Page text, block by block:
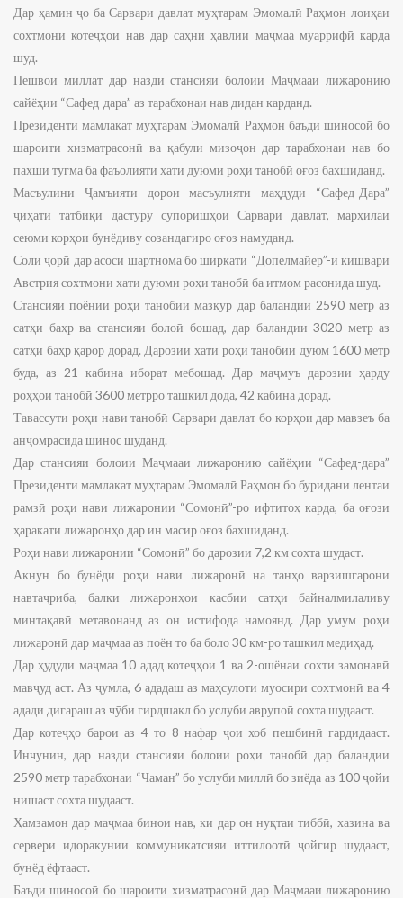
Дар ҳамин ҷо ба Сарвари давлат муҳтарам Эмомалӣ Раҳмон лоиҳаи
сохтмони котеҷҳои нав дар саҳни ҳавлии маҷмаа муаррифӣ карда
шуд.
Пешвои миллат дар назди стансияи болоии Маҷмааи лижаронию
сайёҳии “Сафед-дара” аз тарабхонаи нав дидан карданд.
Президенти мамлакат муҳтарам Эмомалӣ Раҳмон баъди шиносоӣ бо
шароити хизматрасонӣ ва қабули мизоҷон дар тарабхонаи нав бо
пахши тугма ба фаъолияти хати дуюми роҳи танобӣ оғоз бахшиданд.
Масъулини Ҷамъияти дорои масъулияти маҳдуди “Сафед-Дара”
ҷиҳати татбиқи дастуру супоришҳои Сарвари давлат, марҳилаи
сеюми корҳои бунёдиву созандагиро оғоз намуданд.
Соли ҷорӣ дар асоси шартнома бо ширкати “Допелмайер”-и кишвари
Австрия сохтмони хати дуюми роҳи танобӣ ба итмом расонида шуд.
Стансияи поёнии роҳи танобии мазкур дар баландии 2590 метр аз
сатҳи баҳр ва стансияи болоӣ бошад, дар баландии 3020 метр аз
сатҳи баҳр қарор дорад. Дарозии хати роҳи танобии дуюм 1600 метр
буда, аз 21 кабина иборат мебошад. Дар маҷмуъ дарозии ҳарду
роҳҳои танобӣ 3600 метрро ташкил дода, 42 кабина дорад.
Тавассути роҳи нави танобӣ Сарвари давлат бо корҳои дар мавзеъ ба
анҷомрасида шинос шуданд.
Дар стансияи болоии Маҷмааи лижаронию сайёҳии “Сафед-дара”
Президенти мамлакат муҳтарам Эмомалӣ Раҳмон бо буридани лентаи
рамзӣ роҳи нави лижаронии “Сомонӣ”-ро ифтитоҳ карда, ба оғози
ҳаракати лижаронҳо дар ин масир оғоз бахшиданд.
Роҳи нави лижаронии “Сомонӣ” бо дарозии 7,2 км сохта шудаст.
Акнун бо бунёди роҳи нави лижаронӣ на танҳо варзишгарони
навтаҷриба, балки лижаронҳои касбии сатҳи байналмилаливу
минтақавӣ метавонанд аз он истифода намоянд. Дар умум роҳи
лижаронӣ дар маҷмаа аз поён то ба боло 30 км-ро ташкил медиҳад.
Дар ҳудуди маҷмаа 10 адад котеҷҳои 1 ва 2-ошёнаи сохти замонавӣ
мавҷуд аст. Аз ҷумла, 6 ададаш аз маҳсулоти муосири сохтмонӣ ва 4
адади дигараш аз чӯби гирдшакл бо услуби аврупоӣ сохта шудааст.
Дар котеҷҳо барои аз 4 то 8 нафар ҷои хоб пешбинӣ гардидааст.
Инчунин, дар назди стансияи болоии роҳи танобӣ дар баландии
2590 метр тарабхонаи “Чаман” бо услуби миллӣ бо зиёда аз 100 ҷойи
нишаст сохта шудааст.
Ҳамзамон дар маҷмаа бинои нав, ки дар он нуқтаи тиббӣ, хазина ва
сервери идоракунии коммуникатсияи иттилоотӣ ҷойгир шудааст,
бунёд ёфтааст.
Баъди шиносоӣ бо шароити хизматрасонӣ дар Маҷмааи лижаронию